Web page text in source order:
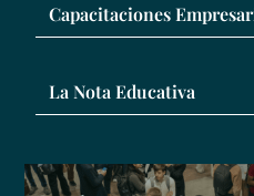
Capacitaciones
La Nota Educativa